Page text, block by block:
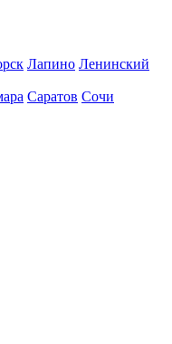
Лапино Ленинский
Саратов Сочи